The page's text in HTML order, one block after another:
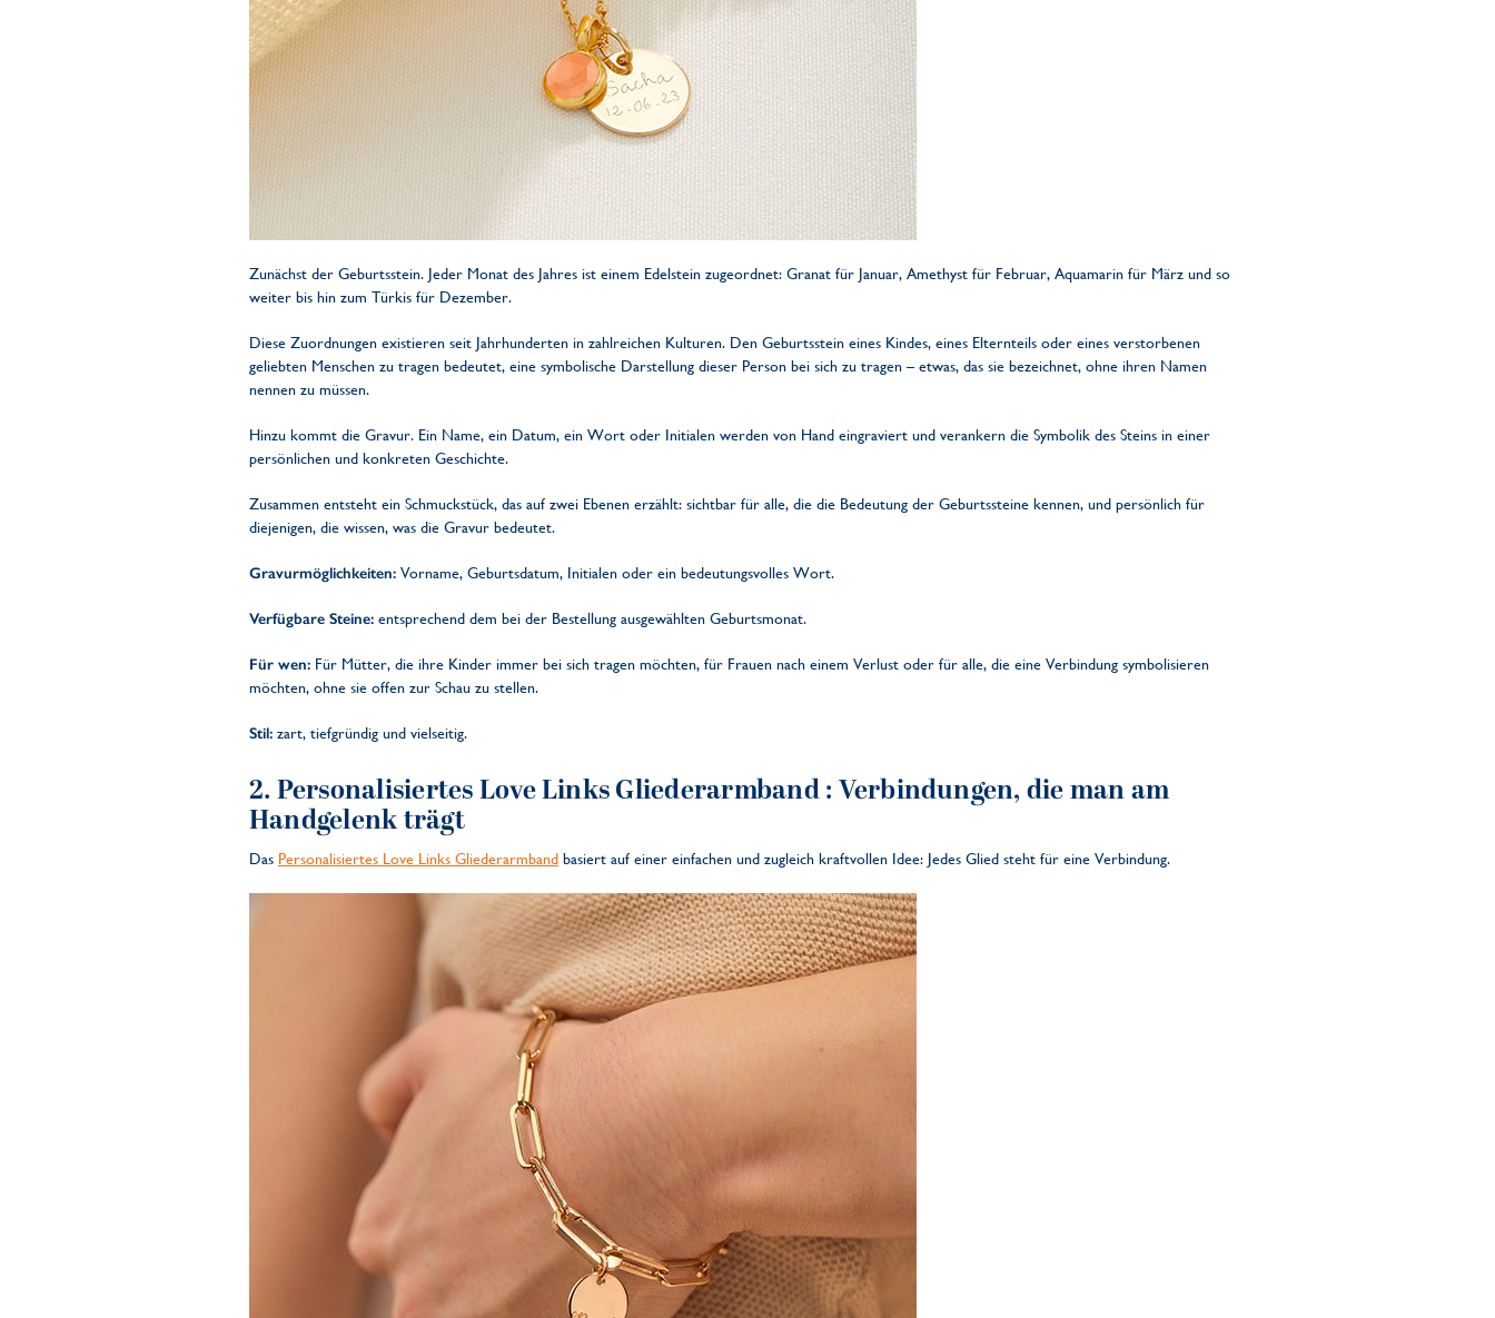
Zunächst der Geburtsstein. Jeder Monat des Jahres ist einem Edelstein zugeordnet: Granat für Januar, Amethyst für Februar, Aquamarin für März und so
weiter bis hin zum Türkis für Dezember.
Diese Zuordnungen existieren seit Jahrhunderten in zahlreichen Kulturen. Den Geburtsstein eines Kindes, eines Elternteils oder eines verstorbenen
geliebten Menschen zu tragen bedeutet, eine symbolische Darstellung dieser Person bei sich zu tragen – etwas, das sie bezeichnet, ohne ihren Namen
nennen zu müssen.
Hinzu kommt die Gravur. Ein Name, ein Datum, ein Wort oder Initialen werden von Hand eingraviert und verankern die Symbolik des Steins in einer
persönlichen und konkreten Geschichte.
Zusammen entsteht ein Schmuckstück, das auf zwei Ebenen erzählt: sichtbar für alle, die die Bedeutung der Geburtssteine kennen, und persönlich für
diejenigen, die wissen, was die Gravur bedeutet.
Gravurmöglichkeiten: Vorname, Geburtsdatum, Initialen oder ein bedeutungsvolles Wort.
Verfügbare Steine: entsprechend dem bei der Bestellung ausgewählten Geburtsmonat.
Für wen: Für Mütter, die ihre Kinder immer bei sich tragen möchten, für Frauen nach einem Verlust oder für alle, die eine Verbindung symbolisieren
möchten, ohne sie offen zur Schau zu stellen.
Stil: zart, tiefgründig und vielseitig.
2.Personalisiertes Love Links Gliederarmband: Verbindungen, die man am
Handgelenk trägt
Das Personalisiertes Love Links Gliederarmband basiert auf einer einfachen und zugleich kraftvollen Idee: Jedes Glied steht für eine Verbindung.